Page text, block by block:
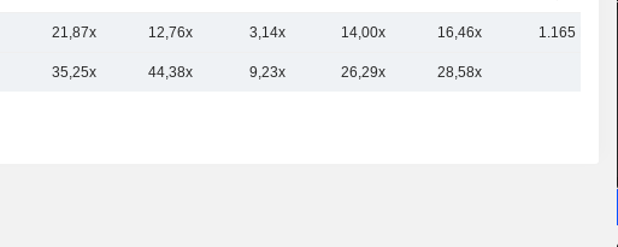
21,87x 12,76x 3,14x 14,00x 16,46x 1.165 Mrd
35,25x 44,38x 9,23x 26,29x 28,58x